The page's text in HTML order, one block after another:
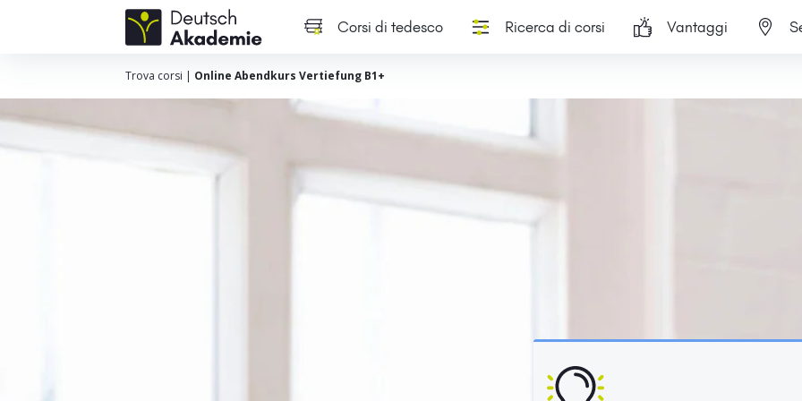
Corsi di tedesco Ricerca di corsi Vantaggi
Trova corsi | Online Abendkurs Vertiefung B1+